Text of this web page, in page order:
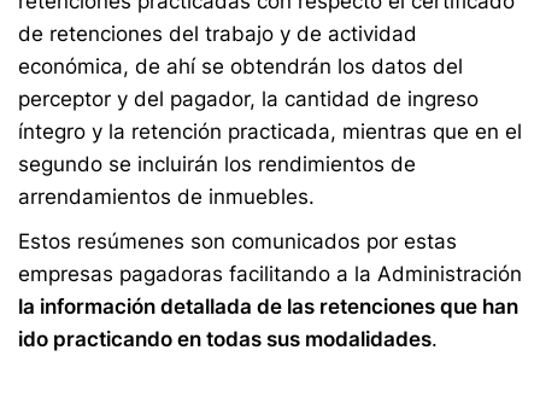
de retenciones del trabajo y de actividad
económica, de ahí se obtendrán los datos del
perceptor y del pagador, la cantidad de ingreso
íntegro y la retención practicada, mientras que en el
segundo se incluirán los rendimientos de
arrendamientos de inmuebles.
Estos resúmenes son comunicados por estas
empresas pagadoras facilitando a la Administración
la información detallada de las retenciones que han
ido practicando en todas sus modalidades.